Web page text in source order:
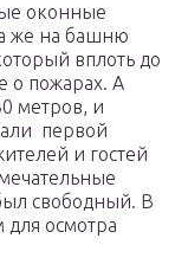
оконные
же на башню
вплоть до
о пожарах. А
метров, и
первой
и гостей
свободный. В
для осмотра